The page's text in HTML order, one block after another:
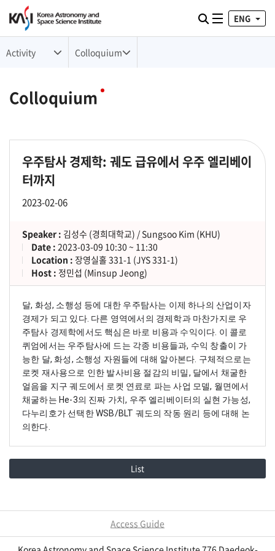
검색Toggle
ENG
Activity Colloquium
Colloquium
우주탐사 경제학: 궤도 급유에서 우주 엘리베이
터까지
2023-02-06
Speaker : 김성수 (경희대학교) / Sungsoo Kim (KHU)
Date : 2023-03-09 10:30 ~ 11:30
Location : 장영실홀 331-1 (JYS 331-1)
Host : 정민섭 (Minsup Jeong)
달, 화성, 소행성 등에 대한 우주탐사는 이제 하나의 산업이자
경제가 되고 있다. 다른 영역에서의 경제학과 마찬가지로 우
주탐사 경제학에서도 핵심은 바로 비용과 수익이다. 이 콜로
퀴엄에서는 우주탐사에 드는 각종 비용들과, 수익 창출이 가
능한 달, 화성, 소행성 자원들에 대해 알아본다. 구체적으로는
로켓 재사용으로 인한 발사비용 절감의 비밀, 달에서 채굴한
얼음을 지구 궤도에서 로켓 연료로 파는 사업 모델, 월면에서
채굴하는 He-3의 진짜 가치, 우주 엘리베이터의 실현 가능성,
다누리호가 선택한 WSB/BLT 궤도의 작동 원리 등에 대해 논
의한다.
List
Access Guide